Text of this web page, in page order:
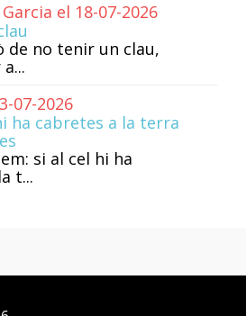
el 18-07-2026
de no tenir un clau,
07-2026
ha cabretes a la terra
si al cel hi ha
t...